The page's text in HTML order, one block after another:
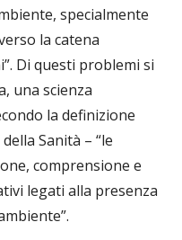
specialmente
la catena
Di questi problemi si
una scienza
la definizione
Sanità – “le
comprensione e
legati alla presenza